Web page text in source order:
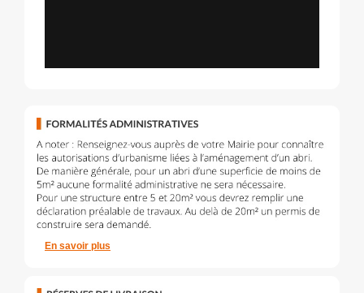
En savoir plus